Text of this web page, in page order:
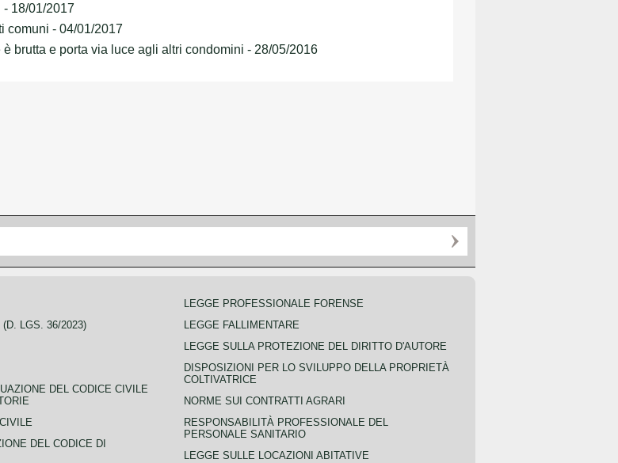
18/01/2017
comuni - 04/01/2017
brutta e porta via luce agli altri condomini - 28/05/2016
(D. LGS. 36/2023)
DEL CODICE CIVILE
DEL CODICE DI
LEGGE PROFESSIONALE FORENSE
LEGGE FALLIMENTARE
LEGGE SULLA PROTEZIONE DEL DIRITTO D'AUTORE
DISPOSIZIONI PER LO SVILUPPO DELLA PROPRIETÀ
COLTIVATRICE
NORME SUI CONTRATTI AGRARI
RESPONSABILITÀ PROFESSIONALE DEL
PERSONALE SANITARIO
LEGGE SULLE LOCAZIONI ABITATIVE